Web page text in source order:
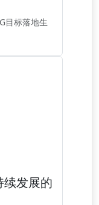
目标落地生
续发展的